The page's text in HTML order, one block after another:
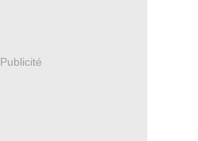
Publicité